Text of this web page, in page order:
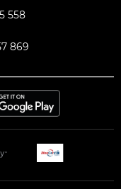
558
869